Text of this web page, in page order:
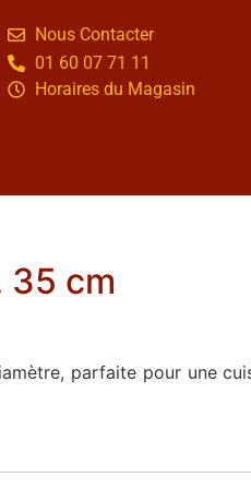
Nous Contacter
01 60 07 71 11
Horaires du Magasin
35 cm
parfaite pour une